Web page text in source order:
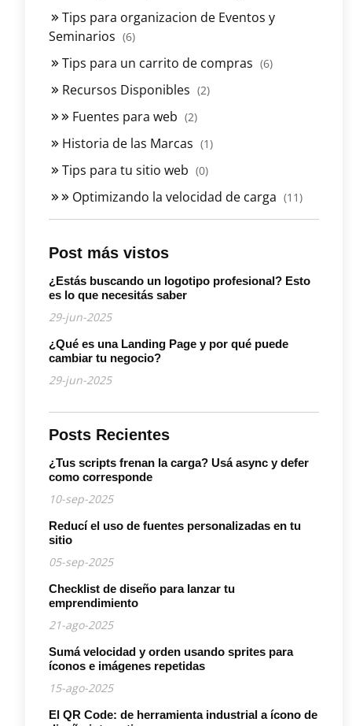
Tips para organizacion de Eventos y
Seminarios (6)
Tips para un carrito de compras (6)
Recursos Disponibles (2)
Fuentes para web (2)
Historia de las Marcas (1)
Tips para tu sitio web (0)
Optimizando la velocidad de carga (11)
Post más vistos
¿Estás buscando un logotipo profesional? Esto
es lo que necesitás saber
29-jun-2025
¿Qué es una Landing Page y por qué puede
cambiar tu negocio?
29-jun-2025
Posts Recientes
¿Tus scripts frenan la carga? Usá async y defer
como corresponde
10-sep-2025
Reducí el uso de fuentes personalizadas en tu
sitio
05-sep-2025
Checklist de diseño para lanzar tu
emprendimiento
21-ago-2025
Sumá velocidad y orden usando sprites para
íconos e imágenes repetidas
15-ago-2025
El QR Code: de herramienta industrial a ícono de